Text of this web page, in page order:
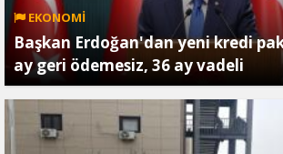
EKONOMİ
Başkan Erdoğan'dan yeni kredi
ay geri ödemesiz, 36 ay vadeli